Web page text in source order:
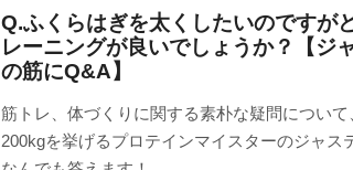
Q.ふくらはぎを太くしたいのですが
レーニングが良いでしょうか？【ジ
の筋にQ&A】
筋トレ、体づくりに関する素朴な疑問について
200kgを挙げるプロテインマイスターのジャス